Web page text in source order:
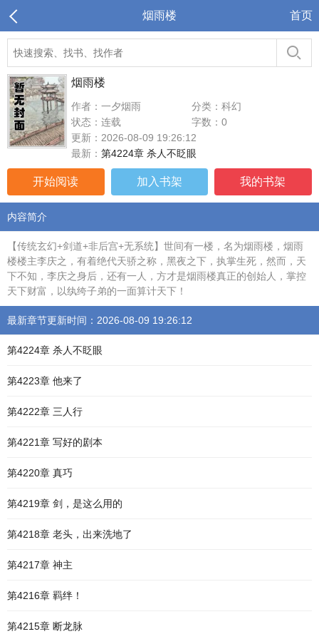
烟雨楼 首页
烟雨楼
作者：一夕烟雨
分类：科幻
状态：连载
字数：0
更新：2026-08-09 19:26:12
最新： 第4224章 杀人不眨眼
开始阅读 加入书架 我的书架
内容简介
【传统玄幻+剑道+非后宫+无系统】世间有一楼，名为烟雨楼，烟雨
楼楼主李庆之，有着绝代天骄之称，黑夜之下，执掌生死，然而，天
下不知，李庆之身后，还有一人，方才是烟雨楼真正的创始人，掌控
天下财富，以纨绔子弟的一面算计天下！
最新章节更新时间：2026-08-09 19:26:12
第4224章 杀人不眨眼
第4223章 他来了
第4222章 三人行
第4221章 写好的剧本
第4220章 真巧
第4219章 剑，是这么用的
第4218章 老头，出来洗地了
第4217章 神主
第4216章 羁绊！
第4215章 断龙脉